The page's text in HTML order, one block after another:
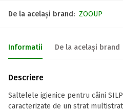
De la același brand: ZOOUP
Informatii De la același brand
Descriere
Saltelele igienice pentru câini
caracterizate de un strat